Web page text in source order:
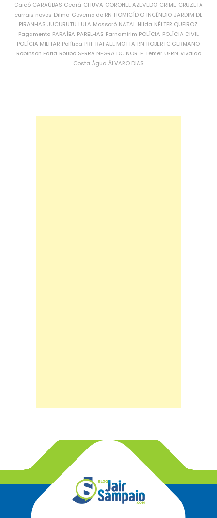
Caicó CARAÚBAS Ceará CHUVA CORONEL AZEVEDO CRIME CRUZETA
currais novos Dilma Governo do RN HOMICÍDIO INCÊNDIO JARDIM DE
PIRANHAS JUCURUTU LULA Mossoró NATAL Nilda NÉLTER QUEIROZ
Pagamento PARAÍBA PARELHAS Parnamirim POLÍCIA POLÍCIA CIVIL
POLÍCIA MILITAR Política PRF RAFAEL MOTTA RN ROBERTO GERMANO
Robinson Faria Roubo SERRA NEGRA DO NORTE Temer UFRN Vivaldo
Costa Água ÁLVARO DIAS